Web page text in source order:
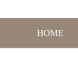
HOME